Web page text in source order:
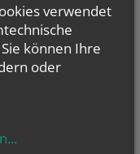
römisch-katholischen
getragen. Sie arbeitet
verwendet
können Ihre
oder
...